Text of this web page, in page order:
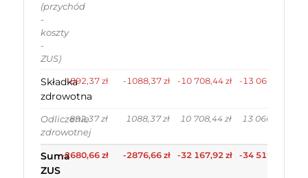
(przychód
-
koszty
-
ZUS)
Składka
zdrowotna
-892,37 zł -1088,37 zł -10 708,44 zł -13 060,44 zł
Odliczenie
zdrowotnej
892,37 zł 1088,37 zł 10 708,44 zł 13 060,44 zł
Suma
ZUS
-2680,66 zł -2876,66 zł -32 167,92 zł -34 519,92 zł